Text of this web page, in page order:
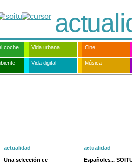
coche Vida urbana Cine
Vida digital Música
actualidad
Una selección de
actualidad
Españoles...